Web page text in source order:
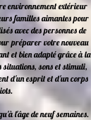
environnement extérieur
familles aimantes pour
avec des personnes de
préparer votre nouveau
et bien adapté grâce à la
situations, sons et stimuli,
d'un esprit et d'un corps
l'âge de neuf semaines.